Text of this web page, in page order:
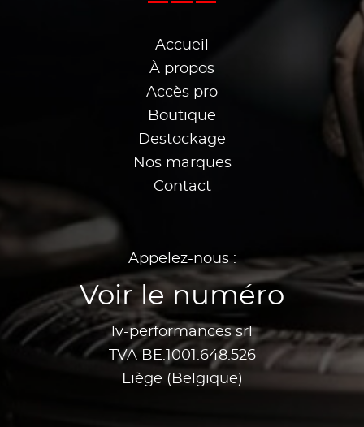
Accueil
À propos
Accès pro
Boutique
Destockage
Nos marques
Contact
Appelez-nous :
Voir le numéro
lv-performances srl
TVA BE.1001.648.526
Liège (Belgique)